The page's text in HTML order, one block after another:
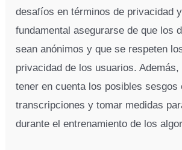
desafíos en términos de privacidad
fundamental asegurarse de que los
sean anónimos y que se respeten
privacidad de los usuarios.
tener en cuenta los posibles sesgos
transcripciones y tomar medidas
durante el entrenamiento de los